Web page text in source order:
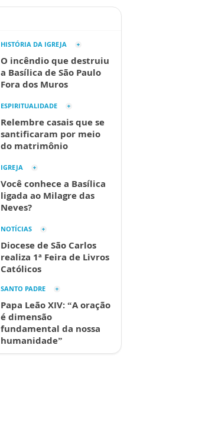
HISTÓRIA DA IGREJA
O incêndio que destruiu
a Basílica de São Paulo
Fora dos Muros
ESPIRITUALIDADE
Relembre casais que se
santificaram por meio
do matrimônio
IGREJA
Você conhece a Basílica
ligada ao Milagre das
Neves?
NOTÍCIAS
Diocese de São Carlos
realiza 1ª Feira de Livros
Católicos
SANTO PADRE
Papa Leão XIV: “A oração
é dimensão
fundamental da nossa
humanidade”